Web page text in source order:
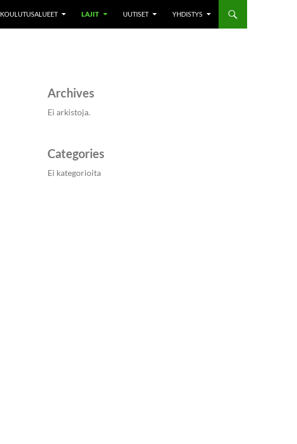
KOULUTUSALUEET LAJIT UUTISET YHDISTYS
Archives
Ei arkistoja.
Categories
Ei kategorioita